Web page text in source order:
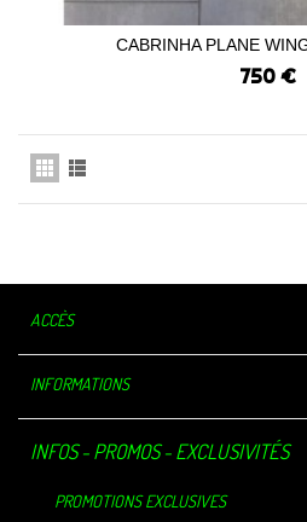
CABRINHA PLANE
750 €
ACCÈS
INFORMATIONS
INFOS - PROMOS - EXCLUSIVITÉS
PROMOTIONS EXCLUSIVES